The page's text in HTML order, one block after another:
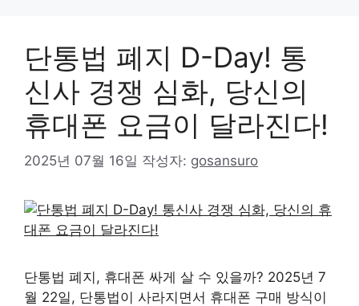
단통법 폐지 D-Day! 통
신사 경쟁 심화, 당신의
휴대폰 요금이 달라진다!
2025년 07월 16일 작성자: gosansuro
단통법 폐지, 휴대폰 싸게 살 수 있을까? 2025년 7
월 22일, 단통법이 사라지면서 휴대폰 구매 방식이